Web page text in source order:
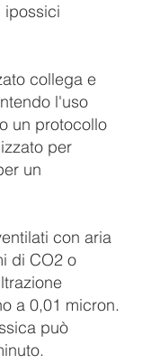
ipossici
collega e
l'uso
un protocollo
per
un
con aria
di CO2 o
a 0,01 micron.
può